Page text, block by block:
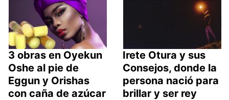
3 obras en Oyekun
Oshe al pie de
Eggun y Orishas
con caña de azúcar
Irete Otura y sus
Consejos, donde la
persona nació para
brillar y ser rey